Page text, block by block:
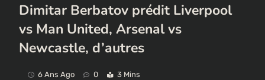
Dimitar Berbatov prédit Liverpool
vs Man United, Arsenal vs
Newcastle, d’autres
6 Ans Ago 0 3 Mins